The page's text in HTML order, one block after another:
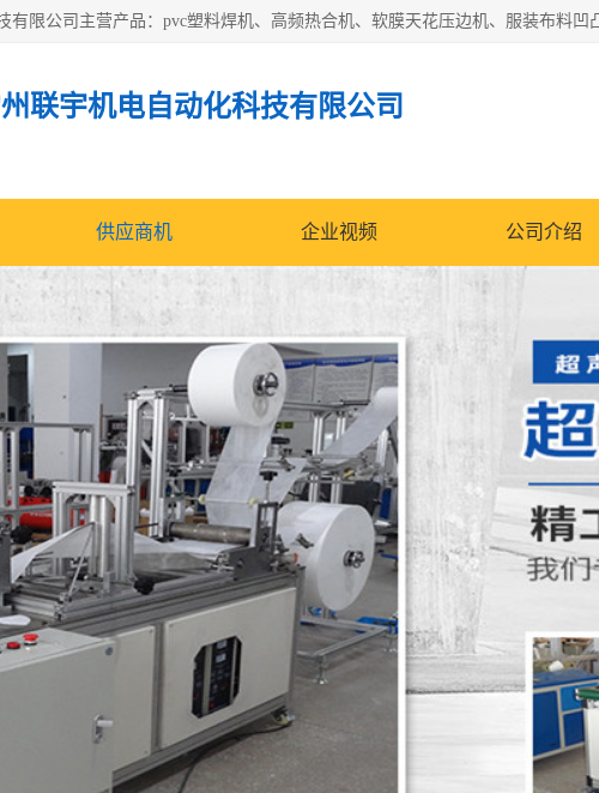
联宇机电自动化科技有限公司
供应商机 企业视频 公司介绍